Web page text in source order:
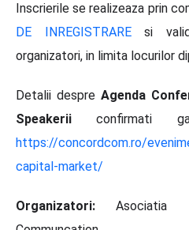
Inscrierile se realizeaza prin
DE INREGISTRAREsi
organizatori, in limita locurilor
Detalii despreAgenda
Speakeriiconfirmati
https://concordcom.ro/
capital-market/
Organizatori: Asociatia